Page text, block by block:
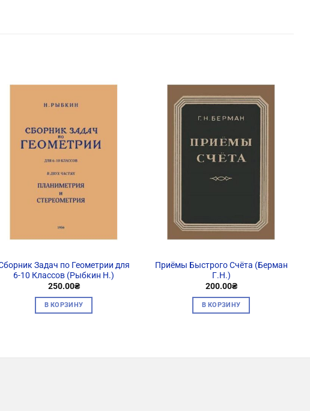
Задач по Геометрии для
6-10 Классов (Рыбкин Н.)
250.00₴
В КОРЗИНУ
Приёмы Быстрого Счёта (Берман
Г.Н.)
200.00₴
В КОРЗИНУ